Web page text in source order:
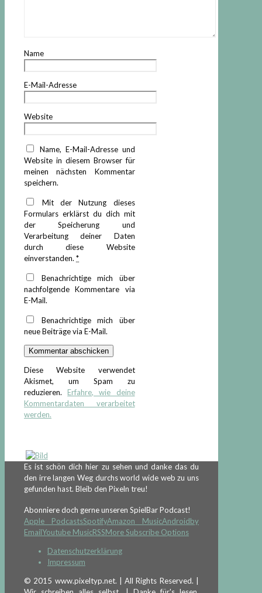
Name
E-Mail-Adresse
Website
Name, E-Mail-Adresse und
Website in diesem Browser für
meinen nächsten Kommentar
speichern.
Mit der Nutzung dieses
Formulars erklärst du dich mit
der Speicherung und
Verarbeitung deiner Daten
durch diese Website
einverstanden. *
Benachrichtige mich über
nachfolgende Kommentare via
E-Mail.
Benachrichtige mich über
neue Beiträge via E-Mail.
Diese Website verwendet
Akismet, um Spam zu
reduzieren. Erfahre, wie deine
Kommentardaten verarbeitet
werden.
Es ist schön dich hier zu sehen und danke das du
den irre langen Weg durchs world wide web zu uns
gefunden hast. Bleib den Pixeln treu!
Abonniere doch gerne unseren SpielBar Podcast!
Apple PodcastsSpotifyAmazon MusicAndroidby
EmailYoutube MusicRSSMore Subscribe Options
Datenschutzerklärung
Impressum
© 2015 www.pixeltyp.net. | All Rights Reserved. |